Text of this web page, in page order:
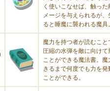
く使いこなせば、触った
メージを与えられるが、
ると睡魔に襲われる魔具
魔力を持つ者が読むこと
圧縮の水弾を敵に向けて
ことができる魔法書。魔
きるまで何度でも力を発
ことができる。